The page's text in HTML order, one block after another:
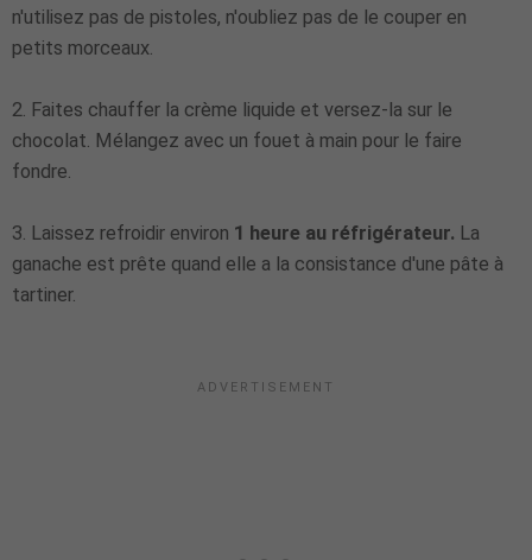
n'utilisez pas de pistoles, n'oubliez pas de le couper en
petits morceaux.
2. Faites chauffer la crème liquide et versez-la sur le
chocolat. Mélangez avec un fouet à main pour le faire
fondre.
3. Laissez refroidir environ 1 heure au réfrigérateur. La
ganache est prête quand elle a la consistance d'une pâte à
tartiner.